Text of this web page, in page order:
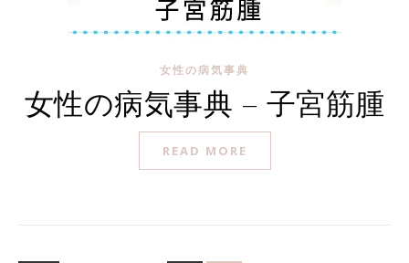
女性の病気事典
女性の病気事典 – 子宮筋腫
READ MORE